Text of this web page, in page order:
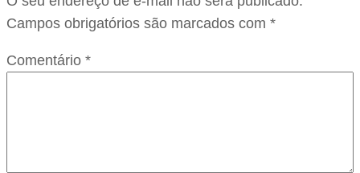
Campos obrigatórios são marcados com *
Comentário *